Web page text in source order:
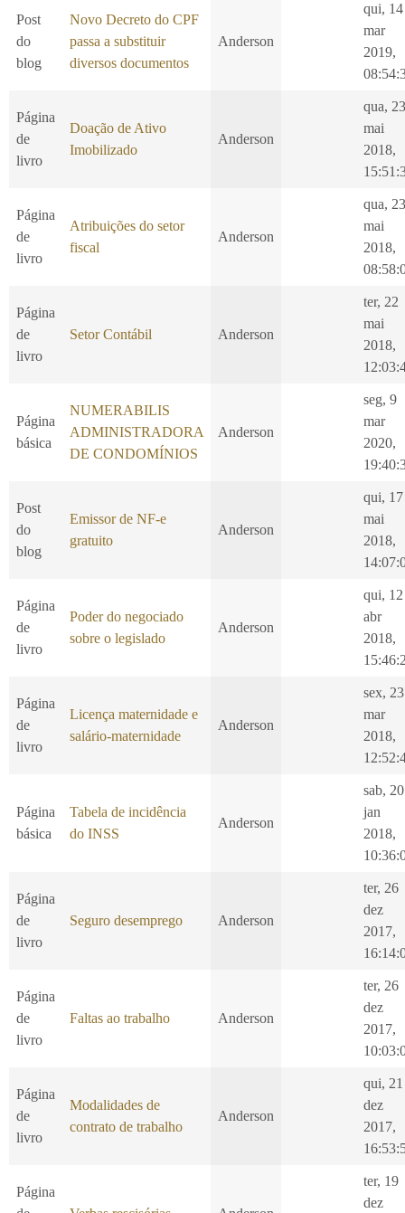
Post
do
blog
Novo Decreto do CPF
passa a substituir
diversos documentos
Anderson
qui, 14
mar
2019,
Página
de
livro
Doação de Ativo
Imobilizado
Anderson
qua, 23
mai
2018,
Página
de
livro
Atribuições do setor
fiscal
Anderson
qua, 23
mai
2018,
Página
de
livro
Setor Contábil Anderson
ter, 22
mai
2018,
Página
básica
NUMERABILIS
ADMINISTRADORA
DE CONDOMÍNIOS
Anderson
seg, 9
mar
2020,
Post
do
blog
Emissor de NF-e
gratuito
Anderson
qui, 17
mai
2018,
Página
de
livro
Poder do negociado
sobre o legislado
Anderson
qui, 12
abr
2018,
Página
de
livro
Licença maternidade e
salário-maternidade
Anderson
sex, 23
mar
2018,
Página
básica
Tabela de incidência
do INSS
Anderson
sab, 20
jan
2018,
Página
de
livro
Seguro desemprego Anderson
ter, 26
dez
2017,
Página
de
livro
Faltas ao trabalho Anderson
ter, 26
dez
2017,
Página
de
livro
Modalidades de
contrato de trabalho
Anderson
qui, 21
dez
2017,
Página
ter, 19
dez